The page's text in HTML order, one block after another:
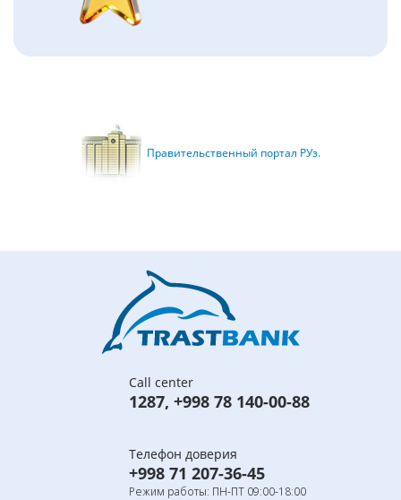
Правительственный портал РУз.
Call center
1287, +998 78 140-00-88
Телефон доверия
+998 71 207-36-45
Режим работы: ПН-ПТ 09:00-18:00